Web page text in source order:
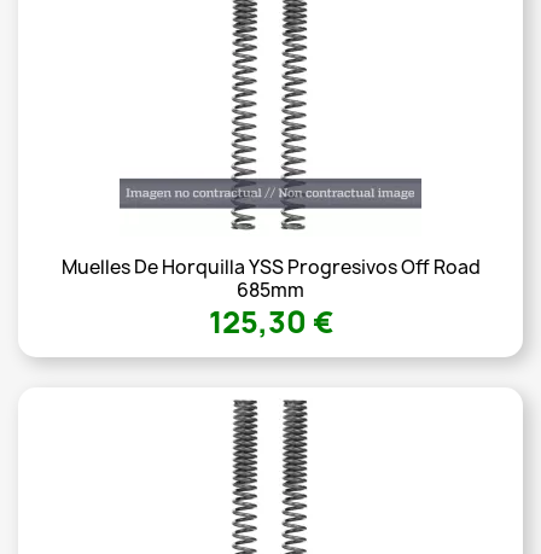
Muelles De Horquilla YSS Progresivos Off Road
685mm
125,30 €